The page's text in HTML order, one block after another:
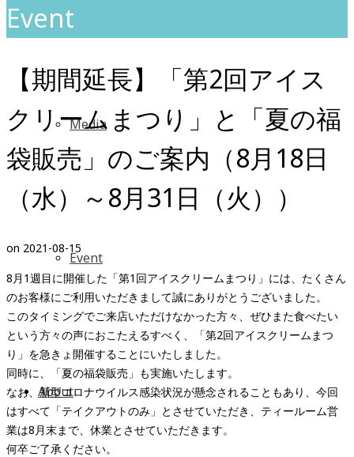
Media
Event
About
Event
【期間延長】「第2回アイス
クリームまつり」と「夏の福
袋販売」のご案内（8月18日
（水）～8月31日（火））
on 2021-08-15
8月1週目に開催した「第1回アイスクリームまつり」には、たくさん
のお客様にご利用いただきまして誠にありがとうございました。
このタイミングでご来店いただけなかった方々、ぜひまた食べたい
という方々の声におこたえるすべく、「第2回アイスクリームまつ
り」を急きょ開催することにいたしました。
同時に、「夏の福袋販売」も実施いたします。
なお、新型コロナウイルス感染状況が懸念されることもあり、今回
はすべて「テイクアウトのみ」とさせていただき、ティールーム営
業は8月末まで、休業とさせていただきます。
何卒ご了承ください。